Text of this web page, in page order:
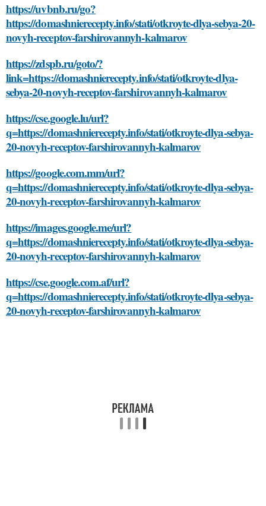
https://uvbnb.ru/go?
https://domashnierecepty.info/stati/otkroyte-dlya-sebya-20-
novyh-receptov-farshirovannyh-kalmarov
https://zdspb.ru/goto/?
link=https://domashnierecepty.info/stati/otkroyte-dlya-
sebya-20-novyh-receptov-farshirovannyh-kalmarov
https://cse.google.lu/url?
q=https://domashnierecepty.info/stati/otkroyte-dlya-sebya-
20-novyh-receptov-farshirovannyh-kalmarov
https://google.com.mm/url?
q=https://domashnierecepty.info/stati/otkroyte-dlya-sebya-
20-novyh-receptov-farshirovannyh-kalmarov
https://images.google.me/url?
q=https://domashnierecepty.info/stati/otkroyte-dlya-sebya-
20-novyh-receptov-farshirovannyh-kalmarov
https://cse.google.com.af/url?
q=https://domashnierecepty.info/stati/otkroyte-dlya-sebya-
20-novyh-receptov-farshirovannyh-kalmarov